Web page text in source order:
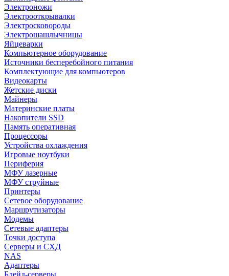
Электроножи
Электрооткрывалки
Электросковороды
Электрошашлычницы
Яйцеварки
Компьютерное оборудование
Источники бесперебойного питания
Комплектующие для компьютеров
Видеокарты
Жетские диски
Майнеры
Материнские платы
Накопители SSD
Память оперативная
Процессоры
Устройства охлаждения
Игровые ноутбуки
Периферия
МФУ лазерные
МФУ струйные
Принтеры
Сетевое оборудование
Маршрутизаторы
Модемы
Сетевые адаптеры
Точки доступа
Серверы и СХД
NAS
Адаптеры
Блейд-серверы